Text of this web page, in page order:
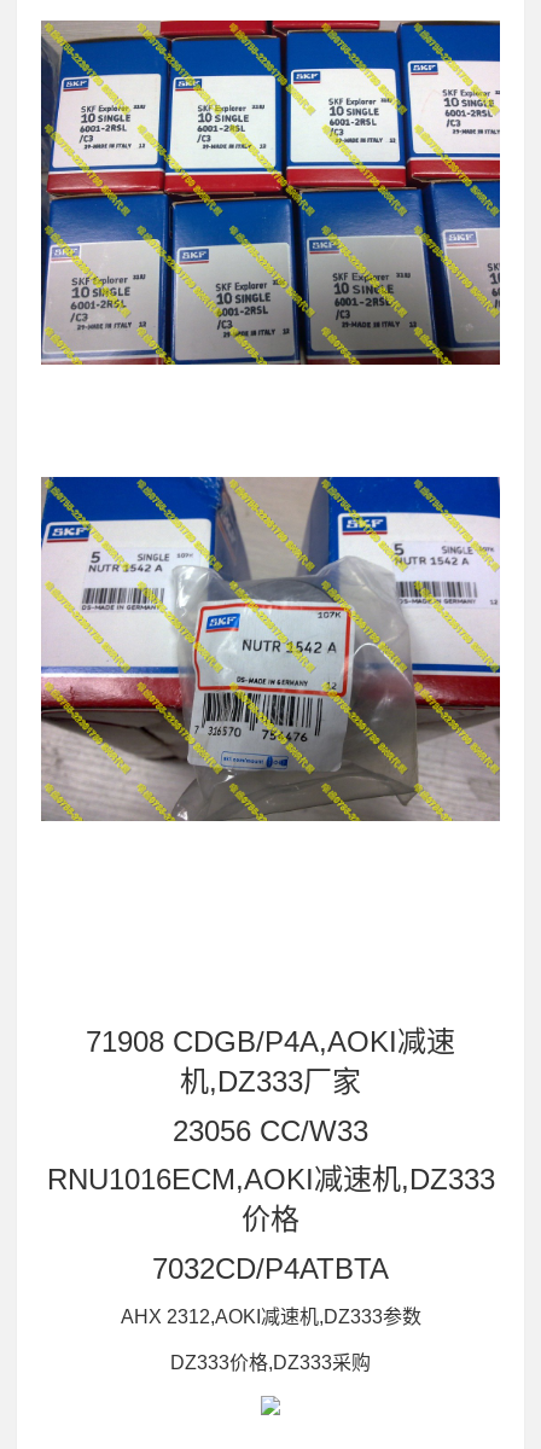
71908 CDGB/P4A,AOKI减速
机,DZ333厂家
23056 CC/W33
RNU1016ECM,AOKI减速机,DZ333
价格
7032CD/P4ATBTA
AHX 2312,AOKI减速机,DZ333参数
DZ333价格,DZ333采购